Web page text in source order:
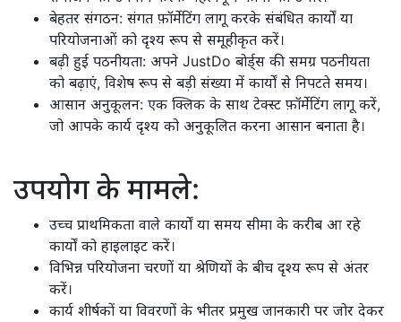
बेहतर संगठन: संगत फ़ॉर्मेटिंग लागू करके संबंधित कार्यों या
परियोजनाओं को दृश्य रूप से समूहीकृत करें।
बढ़ी हुई पठनीयता: अपने JustDo बोर्ड्स की समग्र पठनीयता
को बढ़ाएं, विशेष रूप से बड़ी संख्या में कार्यों से निपटते समय।
आसान अनुकूलन: एक क्लिक के साथ टेक्स्ट फ़ॉर्मेटिंग लागू करें,
जो आपके कार्य दृश्य को अनुकूलित करना आसान बनाता है।
उपयोग के मामले:
उच्च प्राथमिकता वाले कार्यों या समय सीमा के करीब आ रहे
कार्यों को हाइलाइट करें।
विभिन्न परियोजना चरणों या श्रेणियों के बीच दृश्य रूप से अंतर
करें।
कार्य शीर्षकों या विवरणों के भीतर प्रमुख जानकारी पर जोर देकर